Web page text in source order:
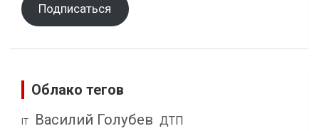
Подписаться
Облако тегов
IT Василий Голубев ДТП